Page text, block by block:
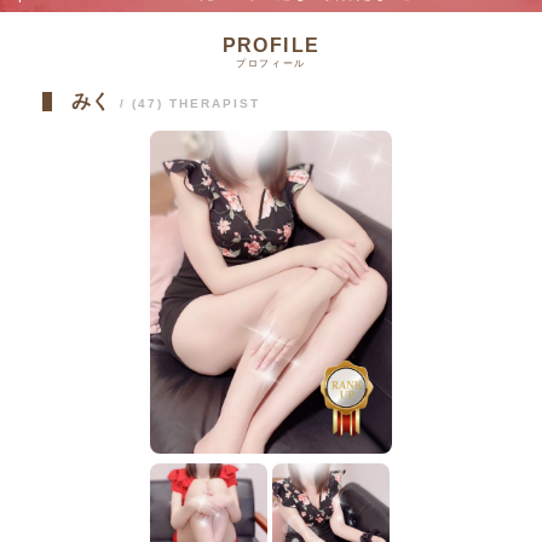
プロフィール
みく / (47) THERAPIST